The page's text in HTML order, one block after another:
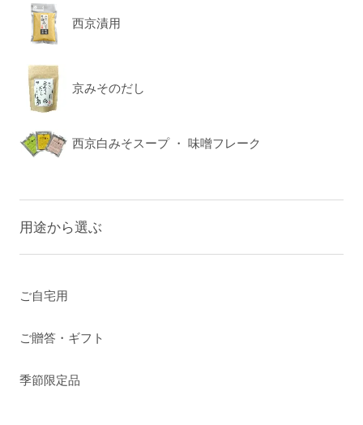
西京漬用
京みそのだし
西京白みそスープ ・ 味噌フレーク
用途から選ぶ
ご自宅用
ご贈答・ギフト
季節限定品